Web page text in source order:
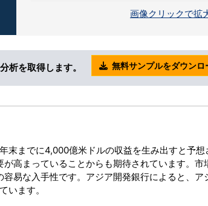
画像クリックで拡
析を取得します。 無料サンプルをダウンロ
末までに4,000億米ドルの収益を生み出すと予
高まっていることからも期待されています。市
易な入手性です。アジア開発銀行によると、
います。